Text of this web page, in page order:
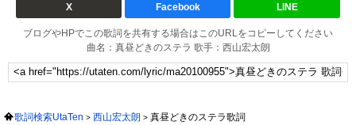
X Facebook LINE
ブログやHPでこの歌詞を共有する場合はこのURLをコピーしてください
曲名：真昼どきのステラ 歌手：西山宏太朗
歌詞検索UtaTen 西山宏太朗 真昼どきのステラ歌詞